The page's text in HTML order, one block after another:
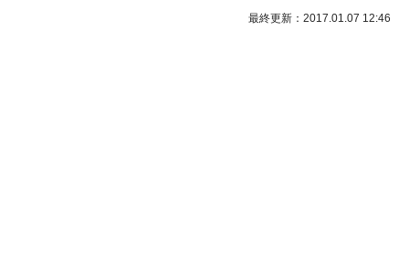
最終更新：2017.01.07 12:46